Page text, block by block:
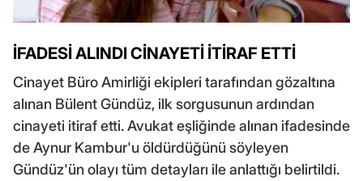
İFADESİ ALINDI CİNAYETİ İTİRAF ETTİ
Cinayet Büro Amirliği ekipleri tarafından gözaltına
alınan Bülent Gündüz, ilk sorgusunun ardından
cinayeti itiraf etti. Avukat eşliğinde alınan ifadesinde
de Aynur Kambur'u öldürdüğünü söyleyen
Gündüz'ün olayı tüm detayları ile anlattığı belirtildi.